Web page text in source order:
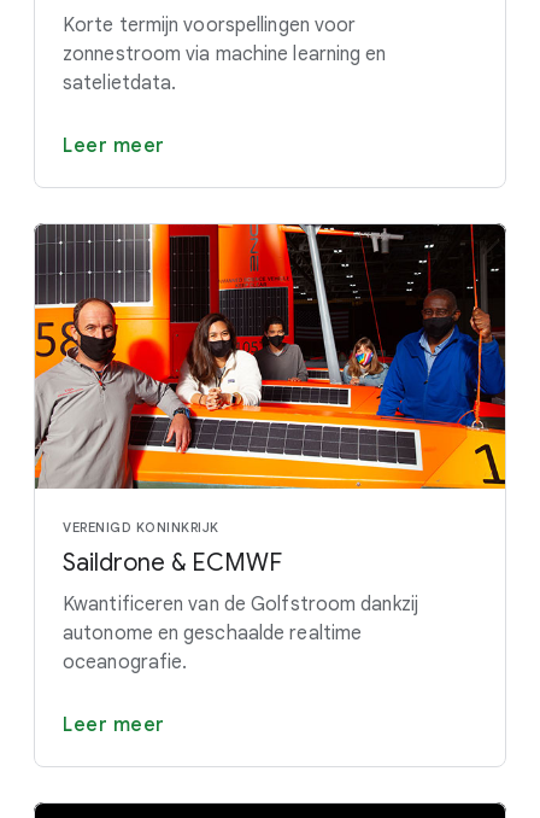
Korte termijn voorspellingen voor
zonnestroom via machine learning en
satelietdata.
Leer meer
VERENIGD KONINKRIJK
Saildrone & ECMWF
Kwantificeren van de Golfstroom dankzij
autonome en geschaalde realtime
oceanografie.
Leer meer